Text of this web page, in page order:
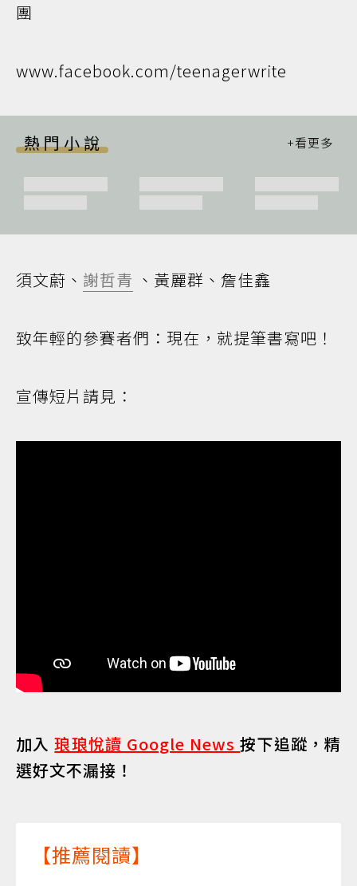
團
www.facebook.com/teenagerwrite
熱門小說
須文蔚、 謝哲青 、黃麗群、詹佳鑫
致年輕的參賽者們：現在，就提筆書寫吧！
宣傳短片請見：
加入琅琅悅讀 Google News按下追蹤，精
選好文不漏接！
【推薦閱讀】